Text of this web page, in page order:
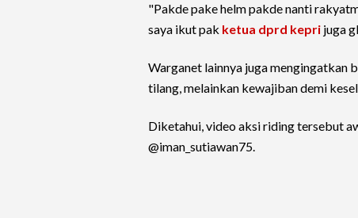
"Pakde pake helm pakde nanti
saya ikut pak ketua dprd kepri juga
Warganet lainnya juga mengingatkan
tilang, melainkan kewajiban demi
Diketahui, video aksi riding tersebut
@iman_sutiawan75.